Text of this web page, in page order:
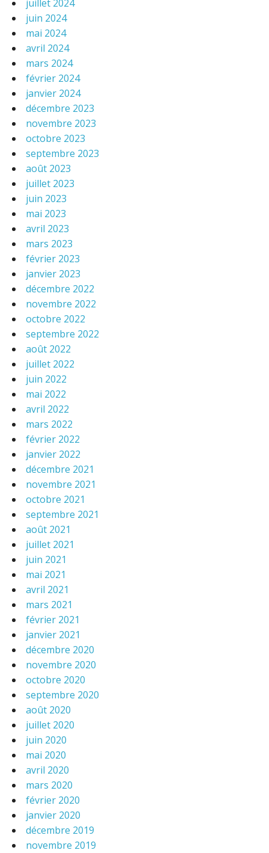
juillet 2024
juin 2024
mai 2024
avril 2024
mars 2024
février 2024
janvier 2024
décembre 2023
novembre 2023
octobre 2023
septembre 2023
août 2023
juillet 2023
juin 2023
mai 2023
avril 2023
mars 2023
février 2023
janvier 2023
décembre 2022
novembre 2022
octobre 2022
septembre 2022
août 2022
juillet 2022
juin 2022
mai 2022
avril 2022
mars 2022
février 2022
janvier 2022
décembre 2021
novembre 2021
octobre 2021
septembre 2021
août 2021
juillet 2021
juin 2021
mai 2021
avril 2021
mars 2021
février 2021
janvier 2021
décembre 2020
novembre 2020
octobre 2020
septembre 2020
août 2020
juillet 2020
juin 2020
mai 2020
avril 2020
mars 2020
février 2020
janvier 2020
décembre 2019
novembre 2019